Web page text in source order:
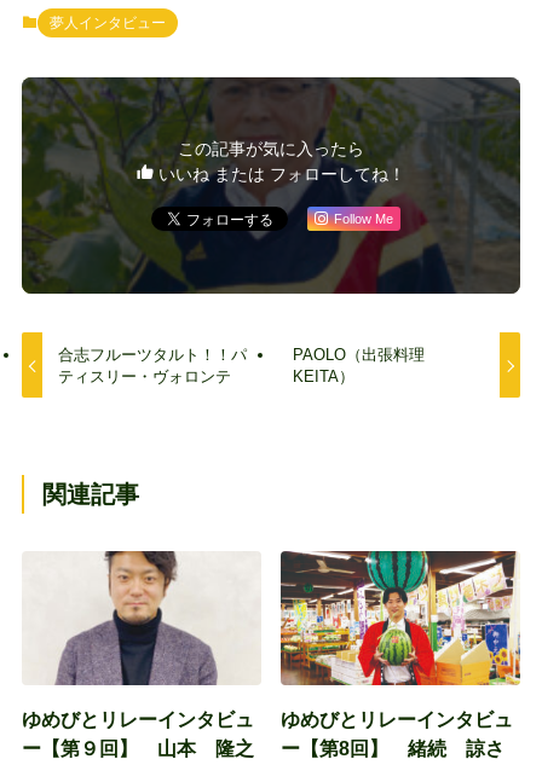
夢人インタビュー
この記事が気に入ったら
いいね または フォローしてね！
Follow Me
合志フルーツタルト！！パ
ティスリー・ヴォロンテ
PAOLO（出張料理
KEITA）
関連記事
ゆめびとリレーインタビュ
ー【第９回】 山本 隆之
ゆめびとリレーインタビュ
ー【第8回】 緒続 諒さ